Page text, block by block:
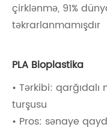
çirklənmə, 91%
təkrarlanmamışdır
PLA Bioplastika
• Tərkibi:
turşusu
• Pros: sənaye